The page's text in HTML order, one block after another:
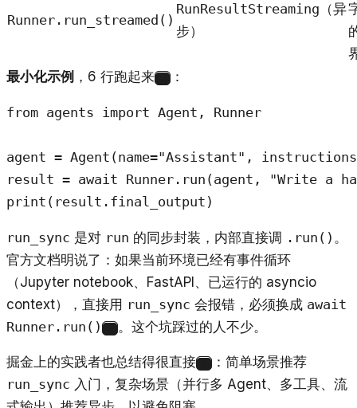
Runner.run_streamed()
RunResultStreaming （异
步）
最小化示例 ，6 行跑起来 ：
from agents import Agent, Runner
agent = Agent(name="Assistant",
result = await Runner.run(agent, "Write a
print(result.final_output)
run_sync 是对 run 的同步封装，内部直接调 .run() 。
官方文档明说了：如果当前环境已经有事件循环
（Jupyter notebook、FastAPI、已运行的 asyncio
context），直接用 run_sync 会报错，必须换成 await
Runner.run()
。这个坑踩过的人不少。
掘金上的实践者也总结得很直接
：简单场景推荐
run_sync 入门，复杂场景（并行多 Agent、多工具、流